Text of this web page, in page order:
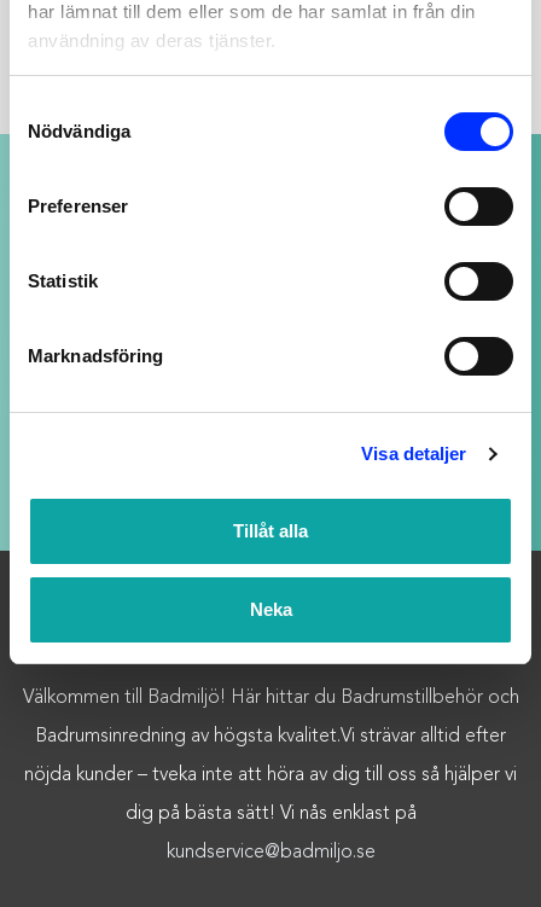
har lämnat till dem eller som de har samlat in från din
användning av deras tjänster.
Selection
Nödvändiga
Preferenser
Statistik
Marknadsföring
Visa detaljer
Tillåt alla
Neka
BESKRIVNING
Vi svarar på ditt mail så snart vi kan - även
kvällar och helger, fast med längre svarstid.
Upp till 20% rabatt för medlemmar
OM OSS
Välkommen till Badmiljö! Här hittar du Badrumstillbehör och
Badrumsinredning av högsta kvalitet.Vi strävar alltid efter
nöjda kunder – tveka inte att höra av dig till oss så hjälper vi
dig på bästa sätt! Vi nås enklast på
kundservice@badmiljo.se